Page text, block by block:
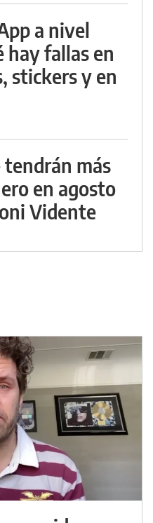
a nivel
hay fallas en
stickers y en
tendrán más
en agosto
Vidente